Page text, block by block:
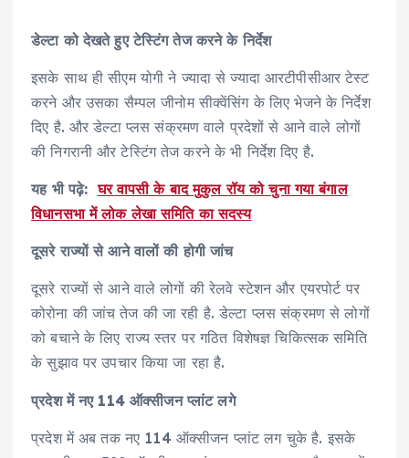
डेल्टा को देखते हुए टेस्टिंग तेज करने के निर्देश
इसके साथ ही सीएम योगी ने ज्यादा से ज्यादा आरटीपीसीआर टेस्ट
करने और उसका सैम्पल जीनोम सीक्वेंसिंग के लिए भेजने के निर्देश
दिए है. और डेल्टा प्लस संक्रमण वाले प्रदेशों से आने वाले लोगों
की निगरानी और टेस्टिंग तेज करने के भी निर्देश दिए है.
यह भी पढ़े:घर वापसी के बाद मुकुल रॉय को चुना गया बंगाल
विधानसभा में लोक लेखा समिति का सदस्य
दूसरे राज्यों से आने वालों की होगी जांच
दूसरे राज्यों से आने वाले लोगों की रेलवे स्टेशन और एयरपोर्ट पर
कोरोना की जांच तेज की जा रही है. डेल्टा प्लस संक्रमण से लोगों
को बचाने के लिए राज्य स्तर पर गठित विशेषज्ञ चिकित्सक समिति
के सुझाव पर उपचार किया जा रहा है.
प्रदेश में नए 114 ऑक्सीजन प्लांट लगे
प्रदेश में अब तक नए 114 ऑक्सीजन प्लांट लग चुके है. इसके